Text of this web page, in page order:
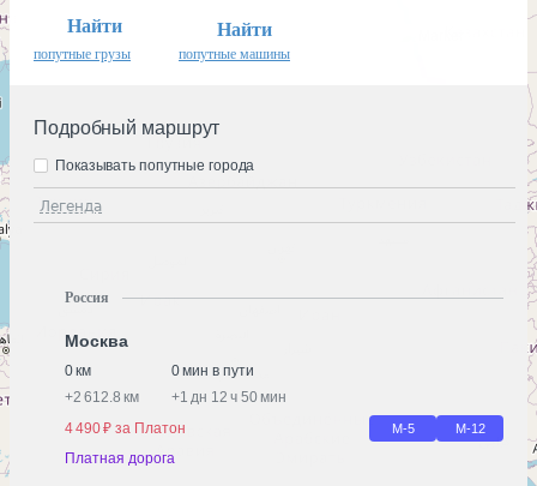
Найти
попутные грузы
Найти
попутные машины
Подробный маршрут
Легенда
Показывать попутные города
Россия
Москва
0 км
0 мин в пути
+2 612.8 км +1 дн 12 ч 50 мин
4 490 ₽ за Платон
М-5 М-12
Платная дорога